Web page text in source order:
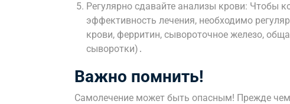
Регулярно сдавайте анализы крови: Чтобы
эффективность лечения, необходимо
крови, ферритин, сывороточное железо,
сыворотки)․
Важно помнить!
Самолечение может быть опасным! Прежде